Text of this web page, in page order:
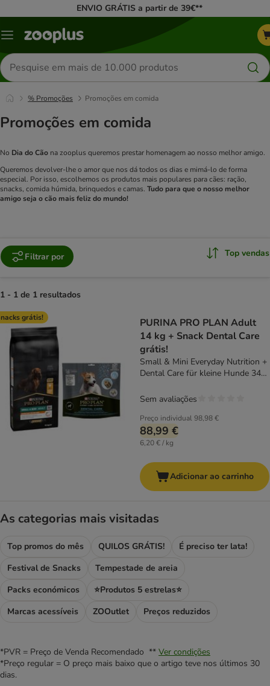
ENVIO GRÁTIS a partir de 39€**
Menu
Pesquisar
produtos
% Promoções Promoções em comida
Promoções em comida
No Dia do Cão na zooplus queremos prestar homenagem ao nosso melhor amigo.
Queremos devolver-lhe o amor que nos dá todos os dias e mimá-lo de forma
especial. Por isso, escolhemos os produtos mais populares para cães: ração,
snacks, comida húmida, brinquedos e camas. Tudo para que o nosso melhor
amigo seja o cão mais feliz do mundo!
Filtrar por Top vendas
1 - 1 de 1 resultados
product items have been changed
grátis!
PURINA PRO PLAN Adult
14 kg + Snack Dental Care
grátis!
Small & Mini Everyday Nutrition +
Dental Care für kleine Hunde 345
Preço individual98,98 €
88,99 €
6,20 € / kg
Sem avaliações
Adicionar ao carrinho
As categorias mais visitadas
Top promos do mês QUILOS GRÁTIS!
É preciso ter lata!
Festival de Snacks
Tempestade de areia
Packs económicos
⭐Produtos 5 estrelas⭐
Marcas acessíveis
ZOOutlet Preços reduzidos
*PVR = Preço de Venda Recomendado ** Ver condições
*Preço regular = O preço mais baixo que o artigo teve nos últimos 30
dias.